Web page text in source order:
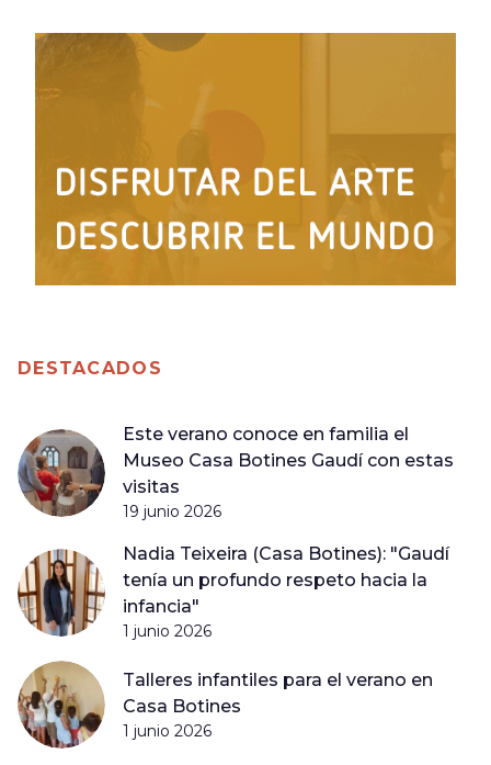
DESTACADOS
Este verano conoce en familia el
Museo Casa Botines Gaudí con estas
visitas
19 junio 2026
Nadia Teixeira (Casa Botines): "Gaudí
tenía un profundo respeto hacia la
infancia"
1 junio 2026
Talleres infantiles para el verano en
Casa Botines
1 junio 2026